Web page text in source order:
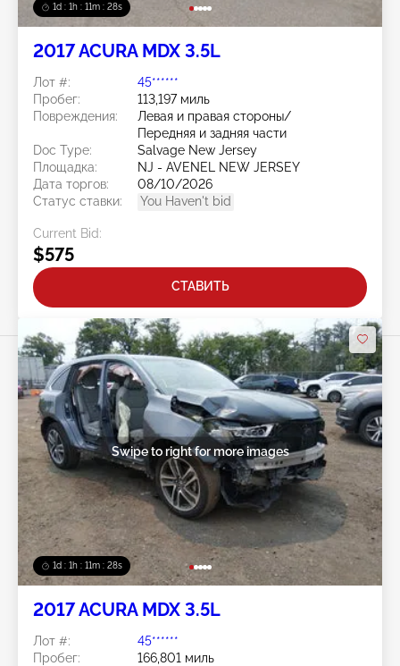
1d : 1h : 11m : 25s
2017 ACURA MDX 3.5L
Лот #:
45******
Пробег:
113,197 миль
Повреждения:
Левая и правая стороны/
Передняя и задняя части
Doc Type:
Salvage New Jersey
Площадка:
NJ - AVENEL NEW JERSEY
Дата торгов:
08/10/2026
Статус ставки:
You Haven't bid
Current Bid:
$575
СТАВИТЬ
1d : 1h : 11m : 25s
Swipe to right for more images
2017 ACURA MDX 3.5L
Лот #:
45******
Пробег:
166,801 миль